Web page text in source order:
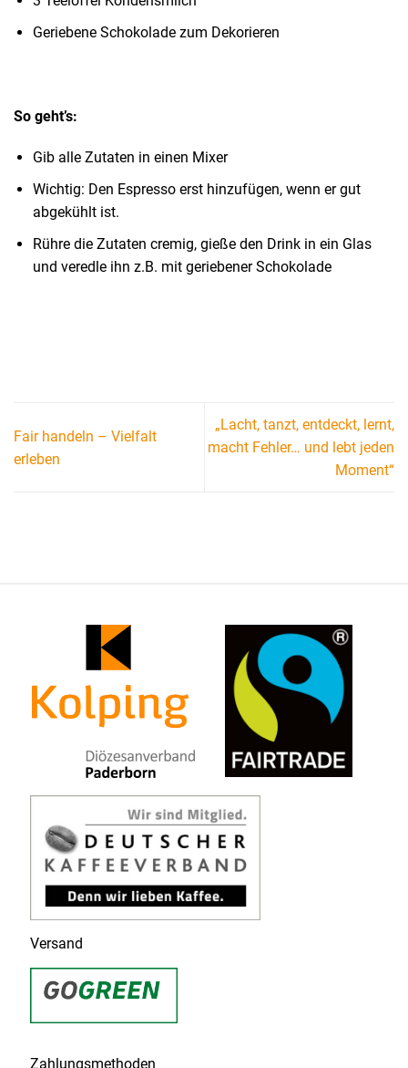
Geriebene Schokolade zum Dekorieren
So geht’s:
Gib alle Zutaten in einen Mixer
Wichtig: Den Espresso erst hinzufügen, wenn er gut
abgekühlt ist.
Rühre die Zutaten cremig, gieße den Drink in ein Glas
und veredle ihn z.B. mit geriebener Schokolade
Fair handeln – Vielfalt
erleben
„Lacht, tanzt, entdeckt, lernt,
macht Fehler… und lebt jeden
Moment“
Versand
Zahlungsmethoden